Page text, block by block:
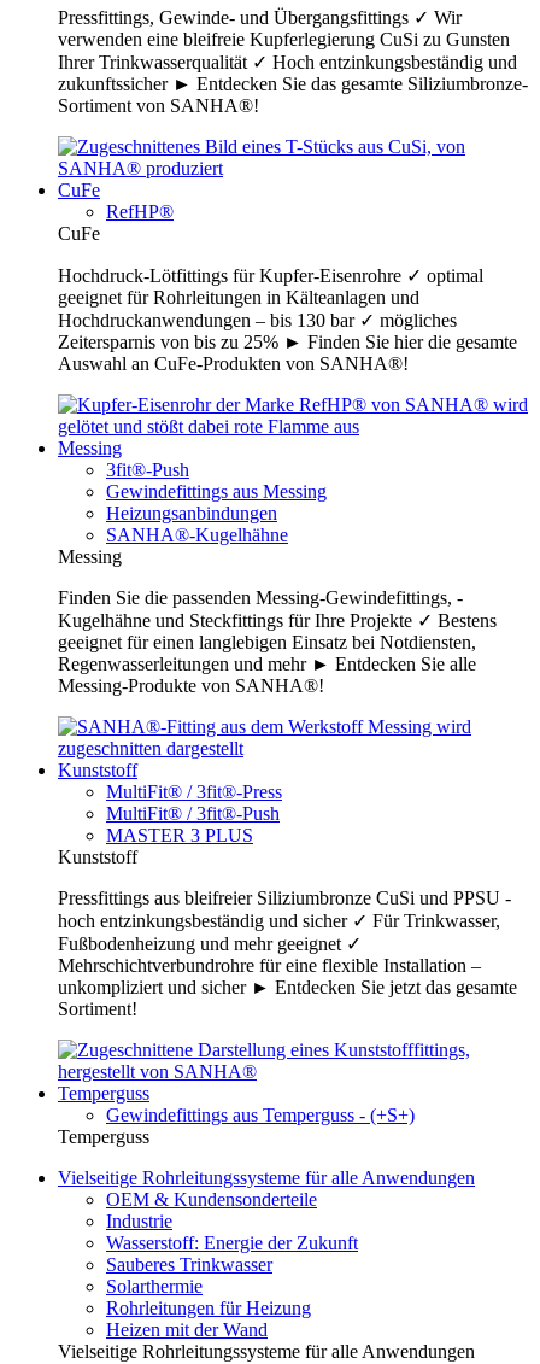
Pressfittings, Gewinde- und Übergangsfittings ✓ Wir
verwenden eine bleifreie Kupferlegierung CuSi zu Gunsten
Ihrer Trinkwasserqualität ✓ Hoch entzinkungsbeständig und
zukunftssicher ► Entdecken Sie das gesamte Siliziumbronze-
Sortiment von SANHA®!
CuFe
RefHP®
CuFe
Hochdruck-Lötfittings für Kupfer-Eisenrohre ✓ optimal
geeignet für Rohrleitungen in Kälteanlagen und
Hochdruckanwendungen – bis 130 bar ✓ mögliches
Zeitersparnis von bis zu 25% ► Finden Sie hier die gesamte
Auswahl an CuFe-Produkten von SANHA®!
Messing
3fit®-Push
Gewindefittings aus Messing
Heizungsanbindungen
SANHA®-Kugelhähne
Messing
Finden Sie die passenden Messing-Gewindefittings, -
Kugelhähne und Steckfittings für Ihre Projekte ✓ Bestens
geeignet für einen langlebigen Einsatz bei Notdiensten,
Regenwasserleitungen und mehr ► Entdecken Sie alle
Messing-Produkte von SANHA®!
Kunststoff
MultiFit® / 3fit®-Press
MultiFit® / 3fit®-Push
MASTER 3 PLUS
Kunststoff
Pressfittings aus bleifreier Siliziumbronze CuSi und PPSU -
hoch entzinkungsbeständig und sicher ✓ Für Trinkwasser,
Fußbodenheizung und mehr geeignet ✓
Mehrschichtverbundrohre für eine flexible Installation –
unkompliziert und sicher ► Entdecken Sie jetzt das gesamte
Sortiment!
Temperguss
Gewindefittings aus Temperguss - (+S+)
Temperguss
Vielseitige Rohrleitungssysteme für alle Anwendungen
OEM & Kundensonderteile
Industrie
Wasserstoff: Energie der Zukunft
Sauberes Trinkwasser
Solarthermie
Rohrleitungen für Heizung
Heizen mit der Wand
Vielseitige Rohrleitungssysteme für alle Anwendungen